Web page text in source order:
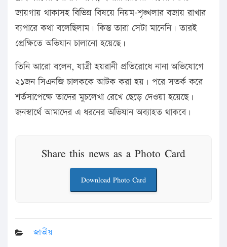
জায়গায় থাকাসহ বিভিন্ন বিষয়ে নিয়ম-শৃঙ্খলার বজায় রাখার
ব্যপারে কথা বলেছিলাম। কিন্তু তারা সেটা মানেনি। তারই
প্রেক্ষিতে অভিযান চালানো হয়েছে।
তিনি আরো বলেন, যাত্রী হয়রানী প্রতিরোধে নানা অভিযোগে
২১জন সিএনজি চালককে আটক করা হয়। পরে সতর্ক করে
শর্তসাপেক্ষে তাদের মুচলেখা রেখে ছেড়ে দেওয়া হয়েছে।
জনস্বার্থে আমাদের এ ধরনের অভিযান অব্যাহত থাকবে।
Share this news as a Photo Card
Download Photo Card
জাতীয়